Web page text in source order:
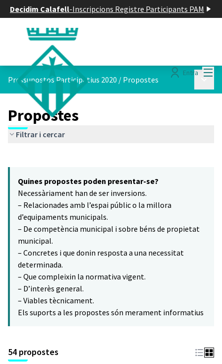
Decidim Calafell-Inscripcions Registre Participants PAM
Entra
Pressupostos Participatius 2020 / Propostes
Propostes
Filtrar i cercar
−
Quines propostes poden presentar-se?
Necessàriament han de ser inversions.
– Relacionades amb l’espai públic o la millora
d’equipaments municipals.
– De competència municipal i sobre béns de propietat
municipal.
– Concretes i que donin resposta a una necessitat
determinada.
– Que compleixin la normativa vigent.
– D’interès general.
– Viables tècnicament.
Els suports a les propostes són merament informatius
54 propostes